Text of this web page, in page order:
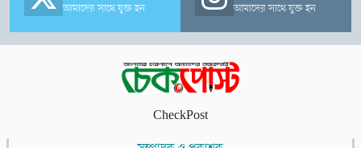
আমাদের সাথে যুক্ত হন আমাদের সাথে যুক্ত হন
CheckPost